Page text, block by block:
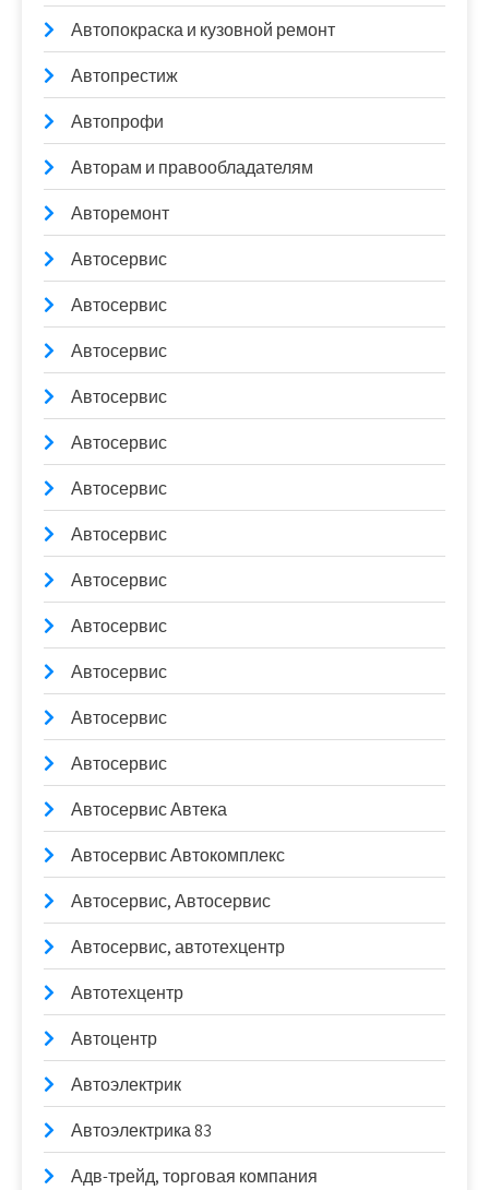
Автопокраска и кузовной ремонт
Автопрестиж
Автопрофи
Авторам и правообладателям
Авторемонт
Автосервис
Автосервис
Автосервис
Автосервис
Автосервис
Автосервис
Автосервис
Автосервис
Автосервис
Автосервис
Автосервис
Автосервис
Автосервис Автека
Автосервис Автокомплекс
Автосервис, Автосервис
Автосервис, автотехцентр
Автотехцентр
Автоцентр
Автоэлектрик
Автоэлектрика 83
Адв-трейд, торговая компания